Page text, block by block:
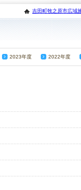
吉田町牧之原市広域
2023年度 2022年度